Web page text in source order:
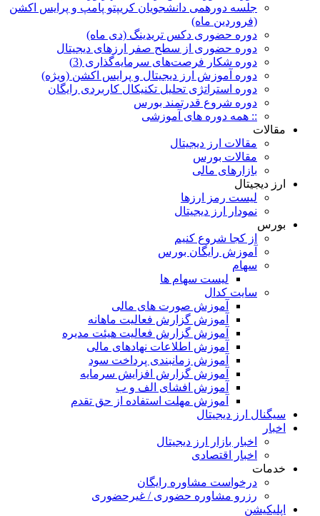
جلسه دورهمی دانشجویان کریپتو پامپ و پرایس اکشن
(فروردین ماه)
دوره حضوری دکس تریدینگ (دی ماه)
دوره حضوری از سطح صفر ارزهای دیجیتال
دوره شکار فرصت‌های سرمایه‌گذاری (3)
دوره آموزش ارز دیجیتال و پرایس اکشن (ویژه)
دوره استراتژی تحلیل تکنیکال کاربردی رایگان
دوره شروع قدرتمند بورس
:: همه دوره های آموزشی
مقالات
مقالات ارز دیجیتال
مقالات بورس
بازارهای مالی
ارز دیجیتال
لیست رمز ارزها
نمودار ارز دیجیتال
بورس
از کجا شروع کنیم
آموزش رایگان بورس
سهام
لیست سهام ها
سایت کدال
آموزش صورت های مالی
آموزش گزارش فعالیت ماهانه
آموزش گزارش فعالیت هیئت مدیره
آموزش اطلاعات نهادهای مالی
آموزش زمانبندی پرداخت سود
آموزش گزارش افزایش سرمایه
آموزش افشای الف و ب
آموزش مهلت استفاده از حق تقدم
سیگنال ارز دیجیتال
اخبار
اخبار بازار ارز دیجیتال
اخبار اقتصادی
خدمات
درخواست مشاوره رایگان
رزرو مشاوره حضوری / غیرحضوری
اپلیکیشن